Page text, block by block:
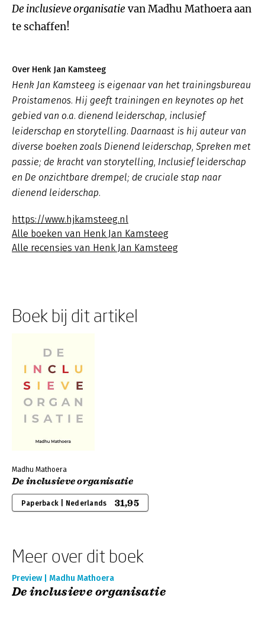
De inclusieve organisatie van Madhu Mathoera aan
te schaffen!
Over Henk Jan Kamsteeg
Henk Jan Kamsteeg is eigenaar van het trainingsbureau
Proistamenos. Hij geeft trainingen en keynotes op het
gebied van o.a. dienend leiderschap, inclusief
leiderschap en storytelling. Daarnaast is hij auteur van
diverse boeken zoals Dienend leiderschap, Spreken met
passie; de kracht van storytelling, Inclusief leiderschap
en De onzichtbare drempel; de cruciale stap naar
dienend leiderschap.
https://www.hjkamsteeg.nl
Alle boeken van Henk Jan Kamsteeg
Alle recensies van Henk Jan Kamsteeg
Boek bij dit artikel
Madhu Mathoera
De inclusieve organisatie
Paperback | Nederlands 31,95
Meer over dit boek
Preview | Madhu Mathoera
De inclusieve organisatie